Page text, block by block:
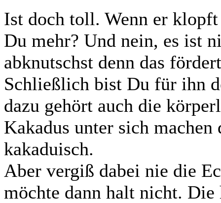
Ist doch toll. Wenn er
Du mehr? Und nein, es ist
abknutschst denn das
Schließlich bist Du für ihn
dazu gehört auch die
Kakadus unter sich
kakaduisch.
Aber vergiß dabei nie die
möchte dann halt nicht.